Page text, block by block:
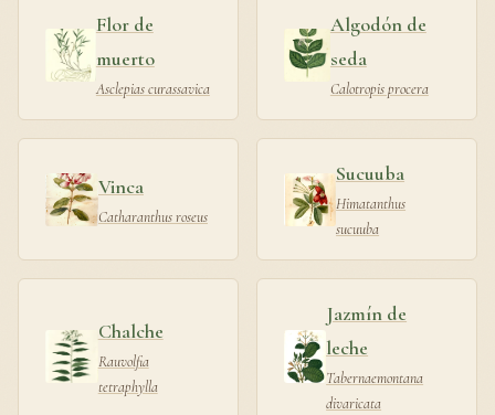
Flor de
muerto
Asclepias curassavica
Algodón de
seda
Calotropis procera
Vinca
Catharanthus roseus
Sucuuba
Himatanthus
sucuuba
Chalche
Rauvolfia
tetraphylla
Jazmín de
leche
Tabernaemontana
divaricata